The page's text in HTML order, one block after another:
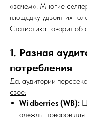
«зачем». Многие
площадку удвоит их
Статистика говорит об
1. Разная
потребления
Да, аудитории
свое:
Wildberries (WB):
одежды, товаров